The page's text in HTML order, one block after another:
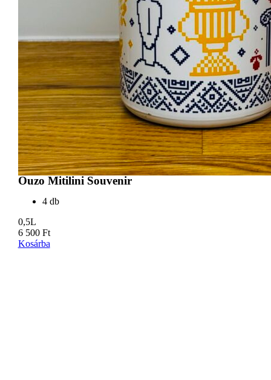
Ouzo Mitilini Souvenir
4 db
0,5L
6 500 Ft
Kosárba